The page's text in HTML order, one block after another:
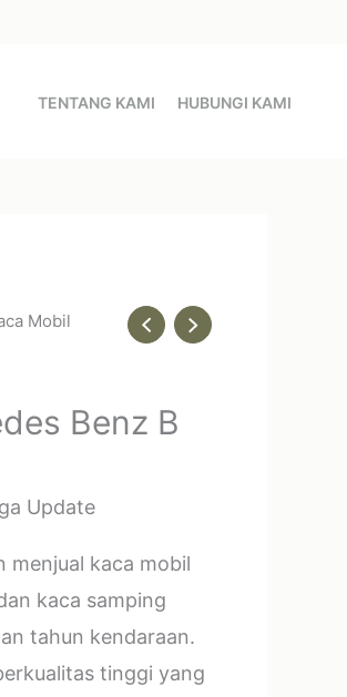
TENTANG KAMI HUBUNGI KAMI
Mobil
Benz B
Update
menjual kaca mobil
kaca samping
tahun kendaraan.
tinggi yang